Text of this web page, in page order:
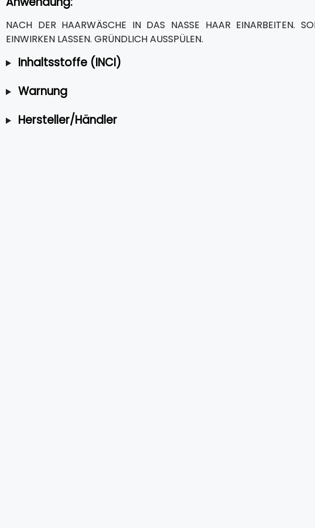
NACH DER HAARWÄSCHE IN DAS NASSE HAAR EINARBEITEN.
EINWIRKEN LASSEN. GRÜNDLICH AUSSPÜLEN.
Inhaltsstoffe (INCI)
Warnung
Hersteller/Händler